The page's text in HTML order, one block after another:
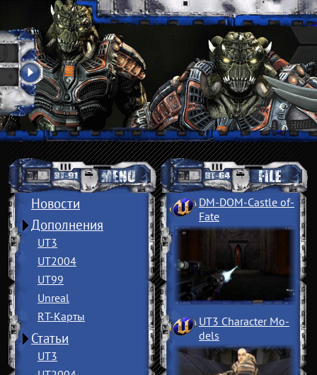
Новости
Дополнения
UT3
UT2004
UT99
Unreal
RT-Карты
Статьи
UT3
DM-DOM-Castle of­
Fate
UT3 Character Mo­
dels